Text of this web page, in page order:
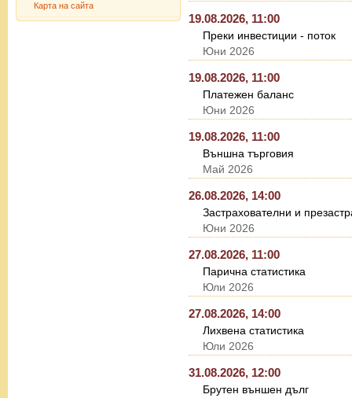
Карта на сайта
19.08.2026, 11:00
Преки инвестиции - поток
Юни 2026
19.08.2026, 11:00
Платежен баланс
Юни 2026
19.08.2026, 11:00
Външна търговия
Май 2026
26.08.2026, 14:00
Застрахователни и
Юни 2026
27.08.2026, 11:00
Парична статистика
Юли 2026
27.08.2026, 14:00
Лихвена статистика
Юли 2026
31.08.2026, 12:00
Брутен външен дълг